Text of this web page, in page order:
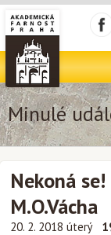
Minulé
Nekoná
M.O.Vácha
20. 2. 2018 úterý